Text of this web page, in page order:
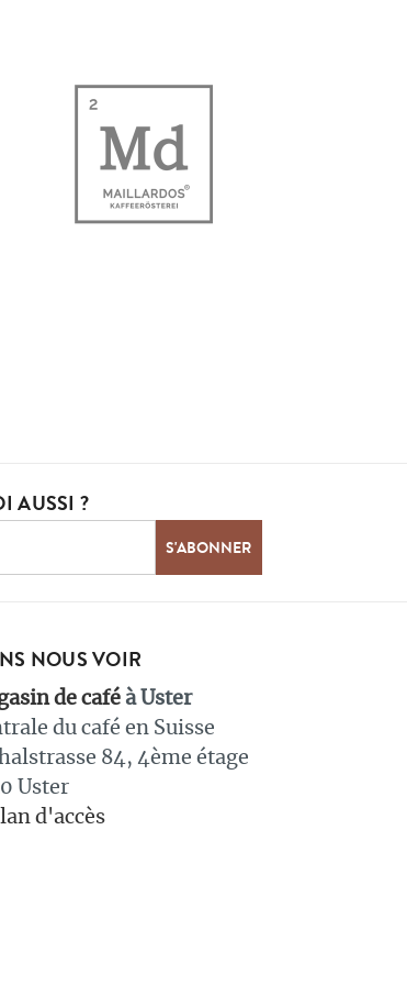
AUSSI ?
NOUS VOIR
de café à Uster
du café en Suisse
84, 4ème étage
Uster
d'accès